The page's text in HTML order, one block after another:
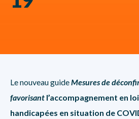
Le nouveau guideMesures de
favorisant l’accompagnement en
handicapées en situation de